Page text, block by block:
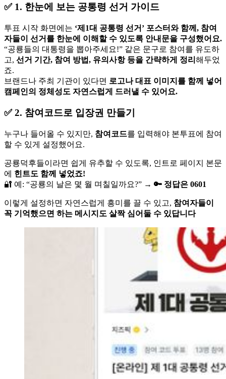
✅ 1. 한눈에 보는 공통령 선거 가이드
투표 시작 화면에는 ‘제1대 공통령 선거’ 포스터와 함께, 참여
자들이 선거를 한눈에 이해할 수 있도록 안내문을 구성했어요.
“공룡들의 대통령을 뽑아주세요!” 같은 문구로 참여를 유도하
고, 선거 기간, 참여 방법, 유의사항 등을 간략하게 정리 해두었
죠.
브랜드나 주최 기관이 있다면 로고나 대표 이미지를 함께 넣어
캠페인의 정체성도 자연스럽게 드러낼 수 있어요.
✅ 2. 참여코드로 입장권 만들기
누구나 들어올 수 있지만, 참여코드를 입력해야 본투표에 참여
할 수 있게 설정했어요.
공룡덕후들이라면 쉽게 유추할 수 있도록, 인트로 페이지 본문
에 힌트도 함께 넣었죠!
🔐 예: “공룡의 날은 몇 월 며칠일까요?” → 🔑 정답은 0601
이렇게 설정하면 자연스럽게 흥미를 끌 수 있고, 참여자들이
꼭 기억했으면 하는 메시지도 살짝 심어둘 수 있답니다